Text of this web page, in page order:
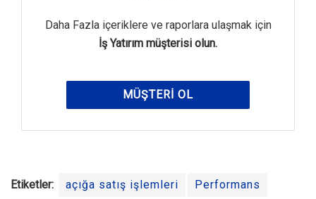
Daha Fazla içeriklere ve raporlara ulaşmak için
İş Yatırım müşterisi olun.
MÜŞTERI OL
Etiketler: açığa satış işlemleri Performans